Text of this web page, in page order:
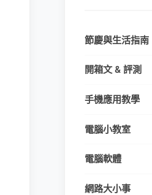
節慶與生活指南
開箱文 & 評測
手機應用教學
電腦小教室
電腦軟體
網路大小事